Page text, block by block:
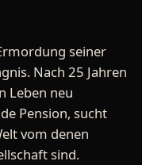
seiner
Nach 25 Jahren
Leben neu
Pension, sucht
vom denen
sind.